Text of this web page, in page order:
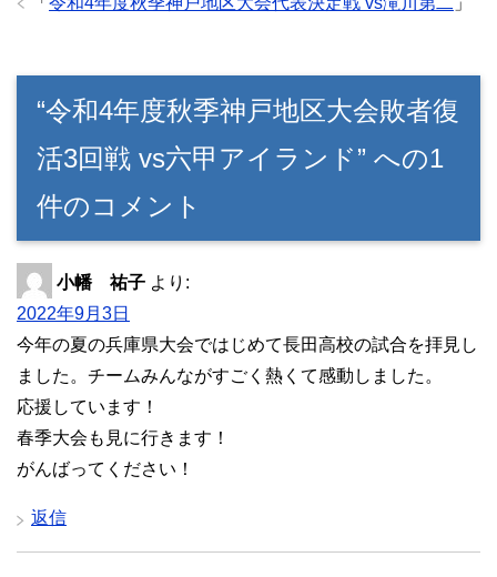
“令和4年度秋季神戸地区大会敗者復
活3回戦 vs六甲アイランド” への1
件のコメント
小幡 祐子 より:
2022年9月3日
今年の夏の兵庫県大会ではじめて長田高校の試合を拝見し
ました。チームみんながすごく熱くて感動しました。
応援しています！
春季大会も見に行きます！
がんばってください！
返信